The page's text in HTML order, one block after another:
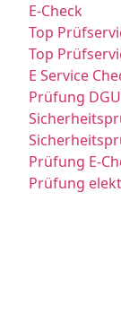
E-Check
Top
Top
E Service
Prüfung
Prüfung E-
Prüfung